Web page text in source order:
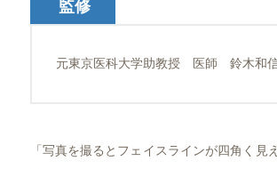
監修
元東京医科大学助教授 医師 鈴木和
「写真を撮るとフェイスラインが四角く見